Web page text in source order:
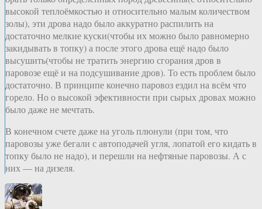
высокой теплоёмкостью и относительно малым количеством
золы), эти дрова надо было аккуратно распилить на
достаточно мелкие куски(чтобы их можно было равномерно
закидывать в топку) а после этого дрова ещё надо было
высушить(чтобы не тратить энергию сгорания дров в
паровозе ещё и на подсушивание дров). То есть проблем было
достаточно. В принципе конечно паровоз ездил на всём что
горело. Но о высокой эфективности при сырых дровах можно
было даже не мечтать.
В конечном счете даже на уголь плюнули (при том, что
паровозы уже бегали с автоподачей угля, лопатой его кидать в
топку было не надо), и перешли на нефтяные паровозы. А с
них — на дизеля.